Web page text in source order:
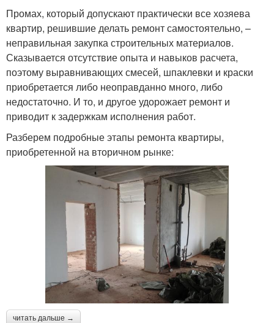
Промах, который допускают практически все хозяева
квартир, решившие делать ремонт самостоятельно, –
неправильная закупка строительных материалов.
Сказывается отсутствие опыта и навыков расчета,
поэтому выравнивающих смесей, шпаклевки и краски
приобретается либо неоправданно много, либо
недостаточно. И то, и другое удорожает ремонт и
приводит к задержкам исполнения работ.
Разберем подробные этапы ремонта квартиры,
приобретенной на вторичном рынке:
читать дальше →